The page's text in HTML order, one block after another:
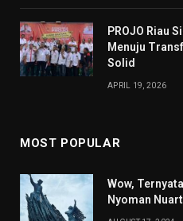
PROJO Riau
Menuju
Solid
APRIL 19, 2026
MOST POPULAR
Wow,
Nyoman